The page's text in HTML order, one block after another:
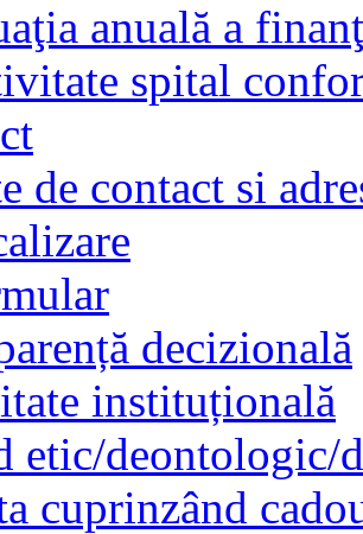
anuală a
spital
de contact si
decizională
instituțională
etic/deontologic/
cuprinzând